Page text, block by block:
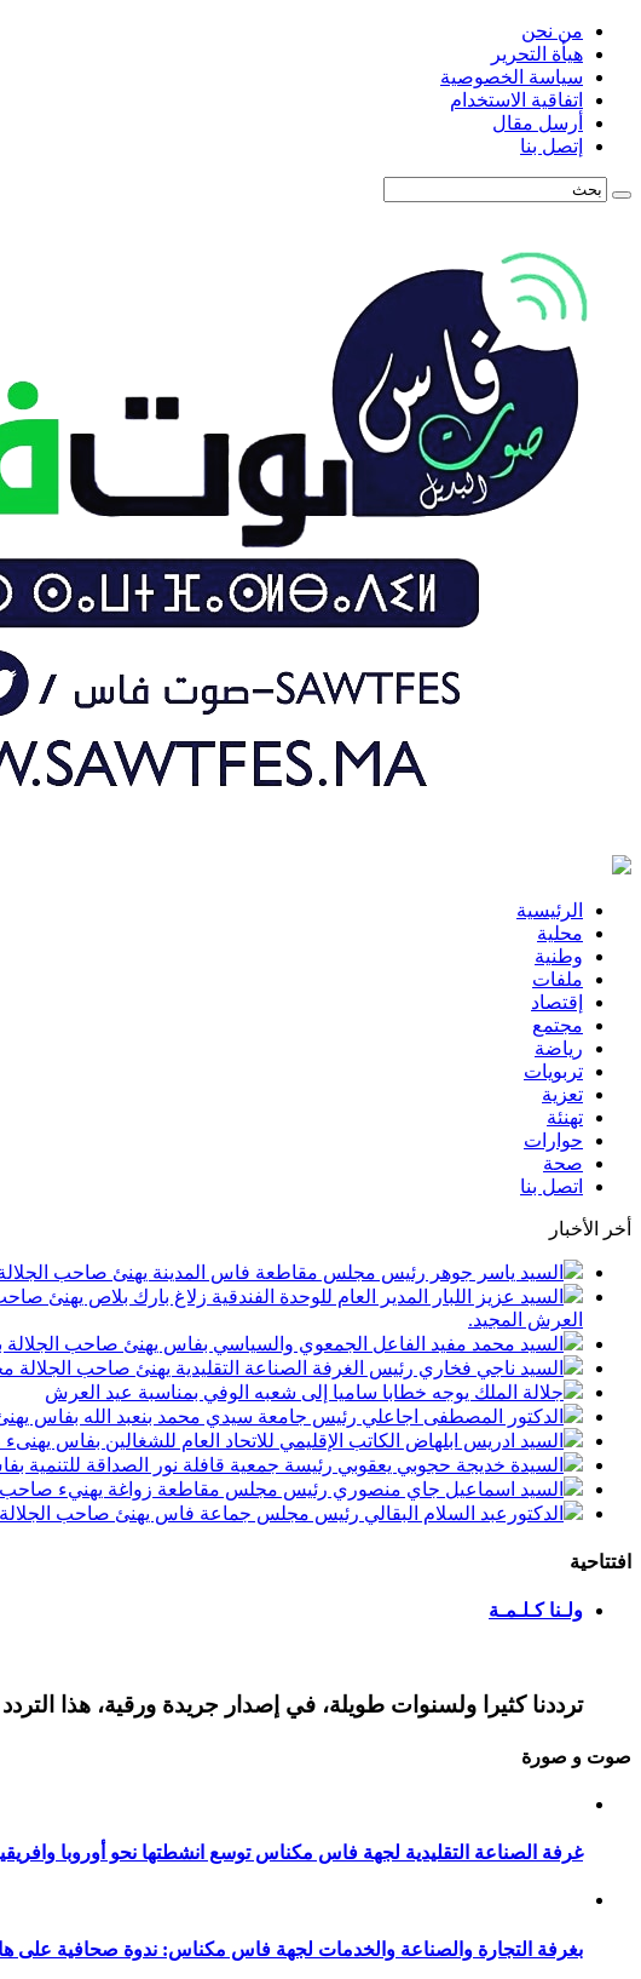
من نحن
هيأة التحرير
سياسة الخصوصية
اتفاقية الاستخدام
أرسل مقال
إتصل بنا
الرئيسية
محلية
وطنية
ملفات
إقتصاد
مجتمع
رياضة
تربويات
تعزية
تهنئة
حوارات
صحة
اتصل بنا
أخر الأخبار
السيد ياسر جوهر رئيس مجلس مقاطعة فاس المدينة يهنئ صاحب الجلالة بمناسبة الذكرى
السيد عزيز اللبار المدير العام للوحدة الفندقية زلاغ بارك بلاص
العرش المجيد.
السيد محمد مفيد الفاعل الجمعوي والسياسي بفاس يهنئ صاحب الجلالة بمناسبة الذكرى
السيد ناجي فخاري رئيس الغرفة الصناعة التقليدية يهنئ صاحب الجلالة محمد السادس
جلالة الملك يوجه خطابا ساميا إلى شعبه الوفي بمناسبة عيد العرش
الدكتور المصطفى اجاعلي رئيس جامعة سيدي محمد بنعبد الله بفاس
السيد ادريس ابلهاض الكاتب الإقليمي للاتحاد العام للشغالين بفاس
السيدة خديجة حجوبي يعقوبي رئيسة جمعية قافلة نور الصداقة للتنمية
السيد اسماعيل جاي منصوري رئيس مجلس مقاطعة زواغة يهنيء صاحب
الدكتورعبد السلام البقالي رئيس مجلس جماعة فاس يهنئ صاحب
افتتاحية
ولـنا كـلـمـة
ترددنا كثيرا ولسنوات طويلة، في إصدار جريدة ورقية، هذا
صوت و صورة
غرفة الصناعة التقليدية لجهة فاس مكناس توسع انشطتها نحو أوروبا
بغرفة التجارة والصناعة والخدمات لجهة فاس مكناس: ندوة صحافية على